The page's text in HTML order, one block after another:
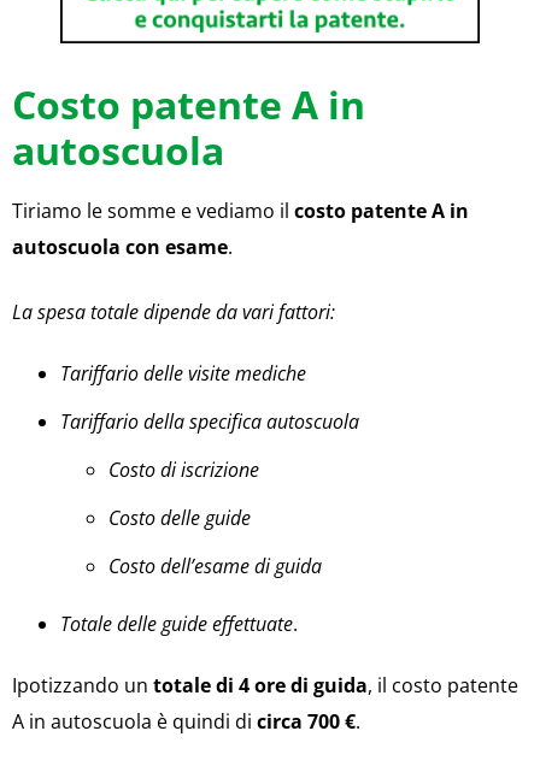
Costo patente A in
autoscuola
Tiriamo le somme e vediamo il costo patente A in
autoscuola con esame.
La spesa totale dipende da vari fattori:
Tariffario delle visite mediche
Tariffario della specifica autoscuola
Costo di iscrizione
Costo delle guide
Costo dell’esame di guida
Totale delle guide effettuate.
Ipotizzando un totale di 4 ore di guida, il costo patente
A in autoscuola è quindi di circa 700 €.